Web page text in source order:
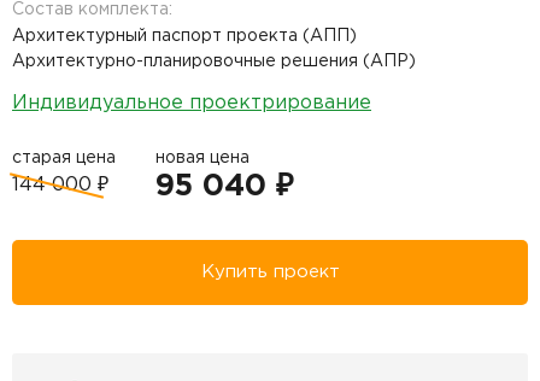
Состав комплекта:
Архитектурный паспорт проекта (АПП)
Архитектурно-планировочные решения (АПР)
Индивидуальное проектрирование
старая цена
144 000 ₽
новая цена
95 040 ₽
Купить проект